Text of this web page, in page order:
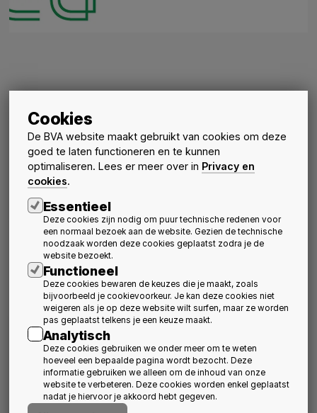
Cookies
De BVA website maakt gebruikt van cookies om deze
goed te laten functioneren en te kunnen
optimaliseren. Lees er meer over in Privacy en
cookies.
Essentieel
Deze cookies zijn nodig om puur technische redenen voor
een normaal bezoek aan de website. Gezien de technische
noodzaak worden deze cookies geplaatst zodra je de
website bezoekt.
Functioneel
Deze cookies bewaren de keuzes die je maakt, zoals
bijvoorbeeld je cookievoorkeur. Je kan deze cookies niet
weigeren als je op deze website wilt surfen, maar ze worden
pas geplaatst telkens je een keuze maakt.
Analytisch
Deze cookies gebruiken we onder meer om te weten
hoeveel een bepaalde pagina wordt bezocht. Deze
informatie gebruiken we alleen om de inhoud van onze
website te verbeteren. Deze cookies worden enkel geplaatst
nadat je hiervoor je akkoord hebt gegeven.
Meer nieuws
Jonge architecten over
de opleiding en het
beroep van architect
Activiteiten Nieuws
20 oktober 2026
Sluit aan bij het
infosteel bezoek aan
Herkenrode
Nieuws Activiteiten
schedule15 september 2026